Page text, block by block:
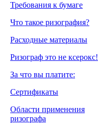
Требования к бумаге
Что такое ризография?
Расходные материалы
Ризограф это не ксерокс!
За что вы платите:
Сертификаты
Области применения
ризографа